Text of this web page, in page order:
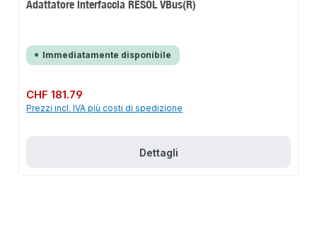
Adattatore interfaccia RESOL VBus(R)
Immediatamente disponibile
Prezzo normale:
CHF 181.79
Prezzi incl. IVA più costi di spedizione
Dettagli